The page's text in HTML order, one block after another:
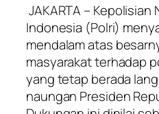
​JAKARTA – Kepolisian
Indonesia (Polri)
mendalam atas
masyarakat terhadap
yang tetap berada
naungan Presiden